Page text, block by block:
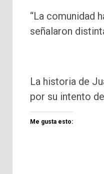
“La comunidad
señalaron
La historia de
por su intento
Me gusta esto: